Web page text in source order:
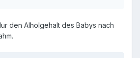
den Alholgehalt des Babys nach